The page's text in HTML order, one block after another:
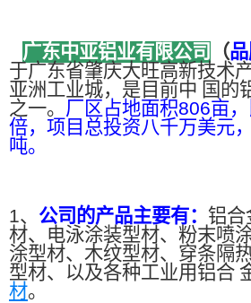
广东中亚铝业有限公司 （
于广东省肇庆大旺高新技术
亚洲工业城，是目前中 国的
之一。 厂区占地面积806亩
倍，项目总投资八千万美元
吨。
1、 公司的产品主要有： 铝合
材、电泳涂装型材、粉末喷
涂型材、木纹型材、穿条隔
型材、以及各种工业用铝合
材。